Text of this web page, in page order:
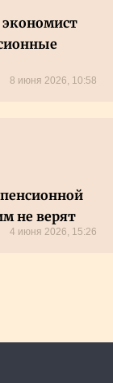
8 июня 2026, 10:58
не верят
4 июня 2026, 15:26